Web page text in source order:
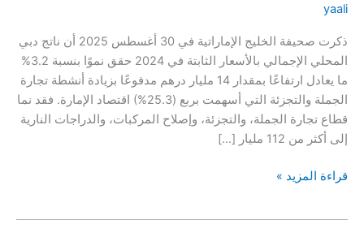
yaali
ذكرت صحيفة الخليج الإماراتية في 30 أغسطس 2025 أن ناتج دبي
المحلي الإجمالي بالأسعار الثابتة في 2024 حقق نموًا بنسبة 3.2%
ما يعادل ارتفاعًا بمقدار 14 مليار درهم مدفوعًا بزيادة أنشطة تجارة
الجملة والتجزئة التي أسهمت بربع (25.3%) اقتصاد الإمارة. فقد نما
قطاع تجارة الجملة، والتجزئة، وإصلاح المركبات، والدراجات النارية
إلى أكثر من 112 مليار […]
نحن
قراءة المزيد »